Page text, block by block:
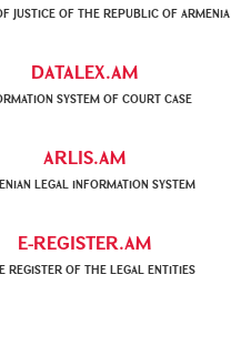
JUSTICE OF THE REPUBLIC OF ARMENIA
DATALEX.AM
SYSTEM OF COURT CASE
ARLIS.AM
LEGAL INFORMATION SYSTEM
E-REGISTER.AM
REGISTER OF THE LEGAL ENTITIES